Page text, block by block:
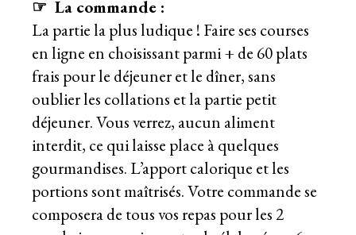
☞ La commande :
La partie la plus ludique ! Faire ses courses
en ligne en choisissant parmi + de 60 plats
frais pour le déjeuner et le dîner, sans
oublier les collations et la partie petit
déjeuner. Vous verrez, aucun aliment
interdit, ce qui laisse place à quelques
gourmandises. L’apport calorique et les
portions sont maîtrisés. Votre commande se
composera de tous vos repas pour les 2